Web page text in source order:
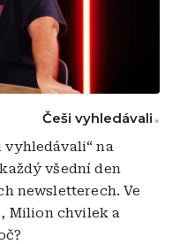
Češi vyhledávali
vyhledávali“ na
všední den
newsletterech. Ve
Milion chvilek a